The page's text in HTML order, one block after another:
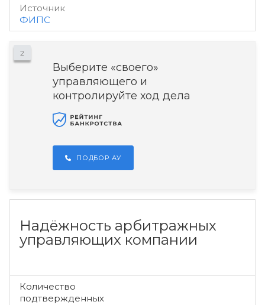
Источник
ФИПС
2
Выберите «своего»
управляющего и
контролируйте ход дела
ПОДБОР АУ
Надёжность арбитражных
управляющих компании
Количество
подтвержденных